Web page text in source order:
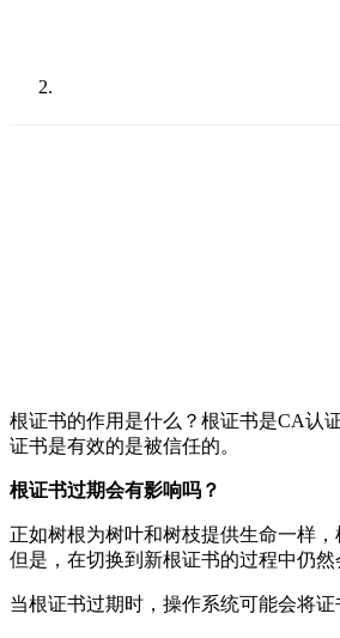
根证书的作用是什么？根证书是CA认
证书是有效的是被信任的。
根证书过期会有影响吗？
正如树根为树叶和树枝提供生命一样
但是，在切换到新根证书的过程中仍然
当根证书过期时，操作系统可能会将